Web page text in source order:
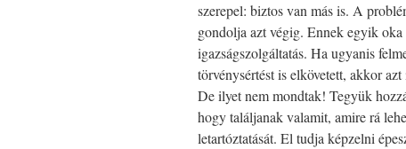
szerepel: biztos van más is. A
gondolja azt végig. Ennek egyik
igazságszolgáltatás. Ha ugyanis
törvénysértést is elkövetett, akkor
De ilyet nem mondtak! Tegyük
hogy találjanak valamit, amire rá
letartóztatását. El tudja képzelni